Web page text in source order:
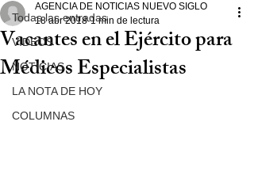
Todas las entradas
VIDEOS
NOTICIAS
LA NOTA DE HOY
COLUMNAS
Vacantes en el Ejército para
Médicos Especialistas
AGENCIA DE NOTICIAS NUEVO SIGLO
18 abr 2018 1 min de lectura